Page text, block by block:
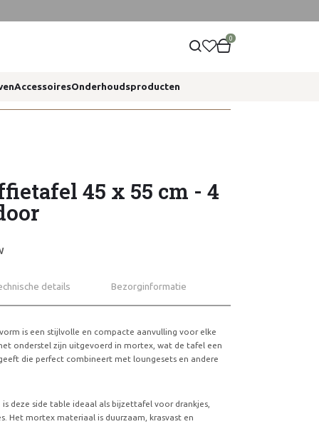
0
AccessoiresOnderhoudsproducten
45 x 55 cm - 4
details Bezorginformatie
is een stijlvolle en compacte aanvulling voor elke
onderstel zijn uitgevoerd in mortex, wat de tafel een
die perfect combineert met loungesets en andere
deze side table ideaal als bijzettafel voor drankjes,
Het mortex materiaal is duurzaam, krasvast en